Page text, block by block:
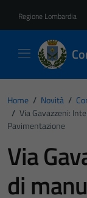
Regione Lombardia
Home / Novità /
/ Via Gavazzeni:
Pavimentazione
Via
di